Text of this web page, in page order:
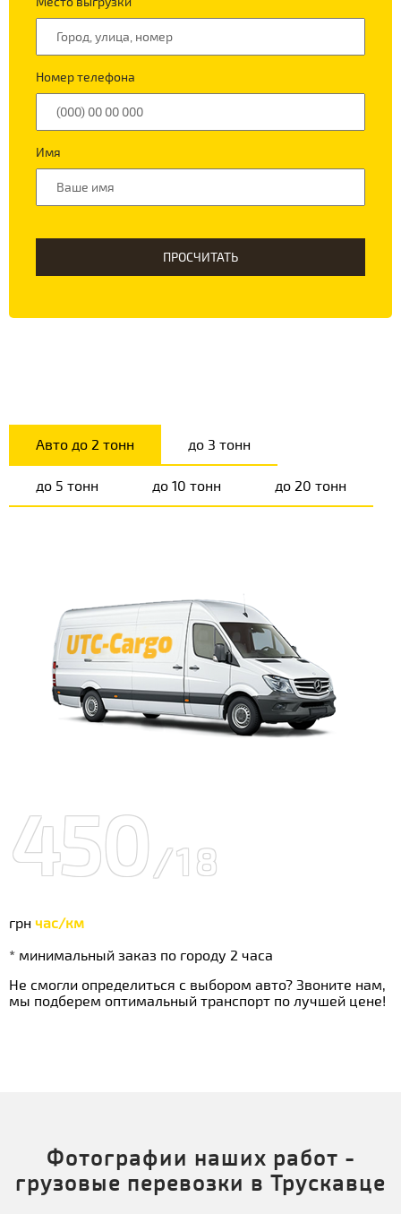
Номер телефона
Имя
ПРОСЧИТАТЬ
Авто до 2 тонн до 3 тонн
до 5 тонн до 10 тонн до 20 тонн
450/18
грн час/км
* минимальный заказ по городу 2 часа
Не смогли определиться с выбором авто? Звоните нам,
мы подберем оптимальный транспорт по лучшей цене!
Фотографии наших работ -
грузовые перевозки в Трускавце